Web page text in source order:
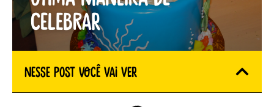
celebrar
Nesse Post você vai ver